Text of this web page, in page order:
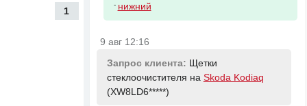
1
- нижний
9 авг 12:16
Запрос клиента: Щетки
стеклоочистителя на Skoda Kodiaq
(XW8LD6*****)